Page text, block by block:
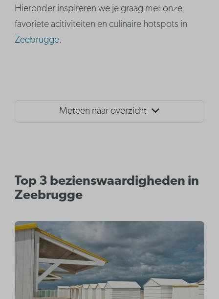
Hieronder inspireren we je graag met onze
favoriete acitiviteiten en culinaire hotspots in
Zeebrugge.
Meteen naar overzicht
Top 3 bezienswaardigheden in
Zeebrugge